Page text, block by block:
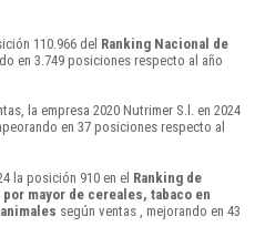
110.966 del Ranking Nacional de
en 3.749 posiciones respecto al año
la empresa 2020 Nutrimer S.l. en 2024
en 37 posiciones respecto al
la posición 910 en el Ranking de
mayor de cereales, tabaco en
según ventas , mejorando en 43